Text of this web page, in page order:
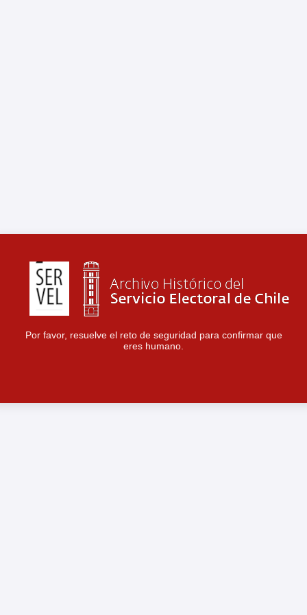
Por favor, resuelve el reto de seguridad para confirmar que
eres humano.